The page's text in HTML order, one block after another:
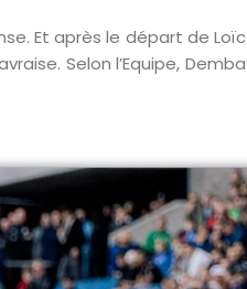
Et après le départ de Loïc
Selon l’Equipe, Demba